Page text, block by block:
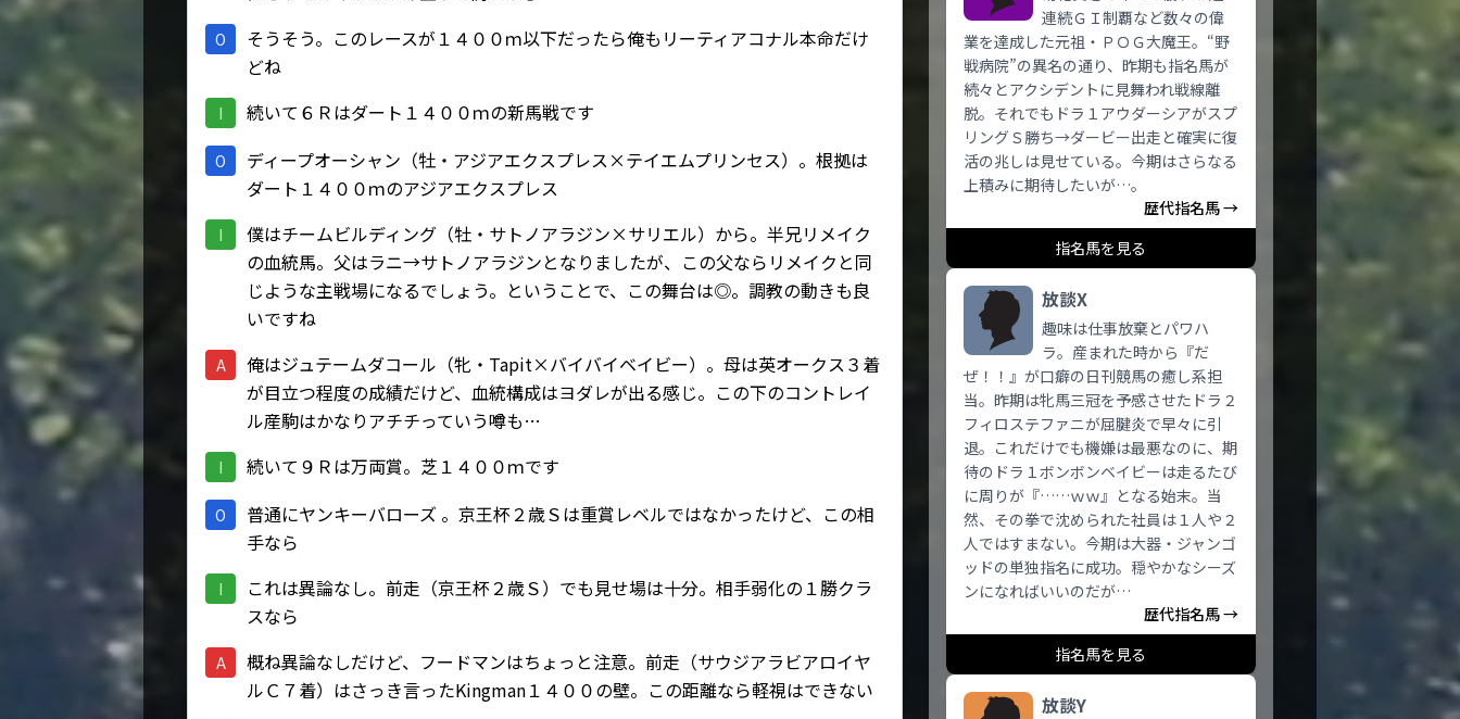
O
そうそう。このレースが１４００ｍ以下だったら俺もリーティアコナル本命だけ
どね
I 続いて６Ｒはダート１４００ｍの新馬戦です
O
ディープオーシャン（牡・アジアエクスプレス×テイエムプリンセス）。根拠は
ダート１４００ｍのアジアエクスプレス
I
僕はチームビルディング（牡・サトノアラジン×サリエル）から。半兄リメイク
の血統馬。父はラニ→サトノアラジンとなりましたが、この父ならリメイクと同
じような主戦場になるでしょう。ということで、この舞台は◎。調教の動きも良
いですね
A
俺はジュテームダコール（牝・Tapit×バイバイベイビー）。母は英オークス３着
が目立つ程度の成績だけど、血統構成はヨダレが出る感じ。この下のコントレイ
ル産駒はかなりアチチっていう噂も…
I 続いて９Ｒは万両賞。芝１４００ｍです
O
普通にヤンキーバローズ 。京王杯２歳Ｓは重賞レベルではなかったけど、この相
手なら
I
これは異論なし。前走（京王杯２歳Ｓ）でも見せ場は十分。相手弱化の１勝クラ
スなら
A
概ね異論なしだけど、フードマンはちょっと注意。前走（サウジアラビアロイヤ
ルＣ７着）はさっき言ったKingman１４００の壁。この距離なら軽視はできない
連続ＧＩ制覇など数々の偉
業を達成した元祖・ＰＯＧ大魔王。“野
戦病院”の異名の通り、昨期も指名馬が
続々とアクシデントに見舞われ戦線離
脱。それでもドラ１アウダーシアがスプ
リングＳ勝ち→ダービー出走と確実に復
活の兆しは見せている。今期はさらなる
上積みに期待したいが…。
歴代指名馬 →
指名馬を見る
放談X
趣味は仕事放棄とパワハ
ラ。産まれた時から『だ
ぜ！！』が口癖の日刊競馬の癒し系担
当。昨期は牝馬三冠を予感させたドラ２
フィロステファニが屈腱炎で早々に引
退。これだけでも機嫌は最悪なのに、期
待のドラ１ボンボンベイビーは走るたび
に周りが『……ｗｗ』となる始末。当
然、その拳で沈められた社員は１人や２
人ではすまない。今期は大器・ジャンゴ
ッドの単独指名に成功。穏やかなシーズ
ンになればいいのだが…
歴代指名馬 →
指名馬を見る
放談Y